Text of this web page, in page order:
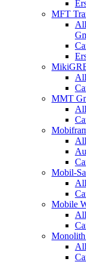
MFT
MMT
Mobil-
Mobile